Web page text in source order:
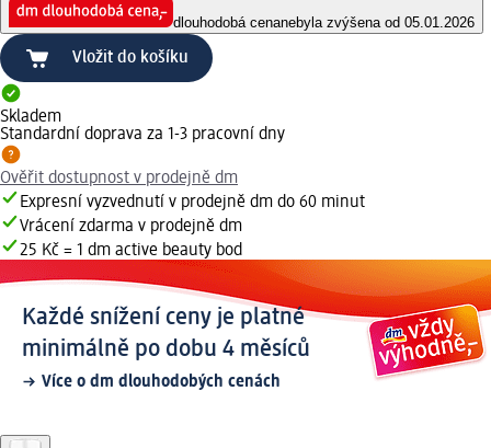
dlouhodobá cenanebyla zvýšena od 05.01.2026
Vložit do košíku
Skladem
Standardní doprava za 1-3 pracovní dny
Ověřit dostupnost v prodejně dm
Expresní vyzvednutí v prodejně dm do 60 minut
Vrácení zdarma v prodejně dm
25 Kč = 1 dm active beauty bod
Každé snížení ceny je platné
minimálně po dobu 4 měsíců
Více o dm dlouhodobých cenách